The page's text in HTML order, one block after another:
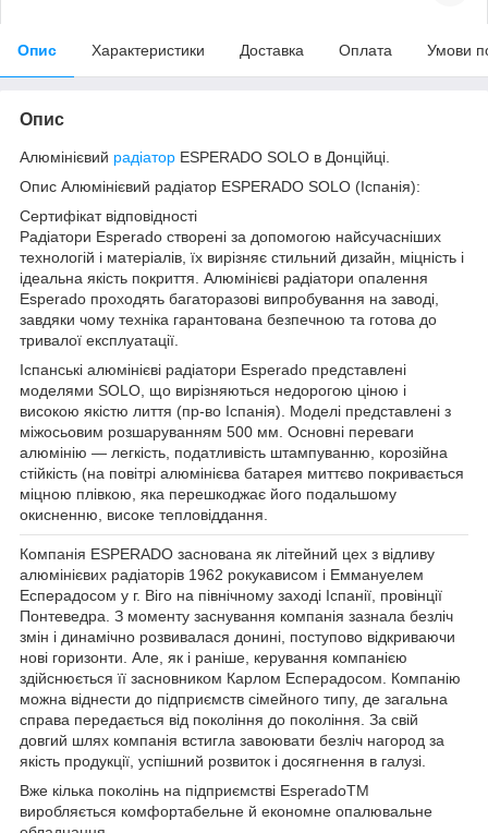
Опис Характеристики Доставка Оплата Умови
Опис
Алюмінієвий радіатор ESPERADO SOLO в Донційці.
Опис Алюмінієвий радіатор ESPERADO SOLO (Іспанія):
Сертифікат відповідності
Радіатори Esperado створені за допомогою найсучасніших
технологій і матеріалів, їх вирізняє стильний дизайн, міцність і
ідеальна якість покриття. Алюмінієві радіатори опалення
Esperado проходять багаторазові випробування на заводі,
завдяки чому техніка гарантована безпечною та готова до
тривалої експлуатації.
Іспанські алюмінієві радіатори Esperado представлені
моделями SOLO, що вирізняються недорогою ціною і
високою якістю лиття (пр-во Іспанія). Моделі представлені з
міжосьовим розшаруванням 500 мм. Основні переваги
алюмінію — легкість, податливість штампуванню, корозійна
стійкість (на повітрі алюмінієва батарея миттєво покривається
міцною плівкою, яка перешкоджає його подальшому
окисненню, високе тепловіддання.
Компанія ESPERADO заснована як літейний цех з відливу
алюмінієвих радіаторів 1962 рокукависом і Еммануелем
Есперадосом у г. Віго на північному заході Іспанії, провінції
Понтеведра. З моменту заснування компанія зазнала безліч
змін і динамічно розвивалася донині, поступово відкриваючи
нові горизонти. Але, як і раніше, керування компанією
здійснюється її засновником Карлом Есперадосом. Компанію
можна віднести до підприємств сімейного типу, де загальна
справа передається від покоління до покоління. За свій
довгий шлях компанія встигла завоювати безліч нагород за
якість продукції, успішний розвиток і досягнення в галузі.
Вже кілька поколінь на підприємстві EsperadoTM
виробляється комфортабельне й економне опалювальне